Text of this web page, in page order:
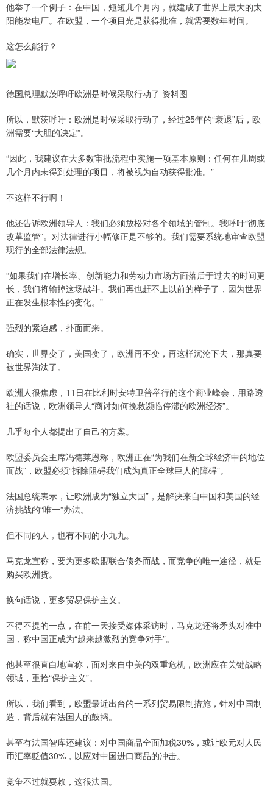
他举了一个例子：在中国，短短几个月内，就建成了世界上最大的太
阳能发电厂。在欧盟，一个项目光是获得批准，就需要数年时间。
这怎么能行？
德国总理默茨呼吁欧洲是时候采取行动了 资料图
所以，默茨呼吁：欧洲是时候采取行动了，经过25年的“衰退”后，欧
洲需要“大胆的决定”。
“因此，我建议在大多数审批流程中实施一项基本原则：任何在几周或
几个月内未得到处理的项目，将被视为自动获得批准。”
不这样不行啊！
他还告诉欧洲领导人：我们必须放松对各个领域的管制。我呼吁“彻底
改革监管”。对法律进行小幅修正是不够的。我们需要系统地审查欧盟
现行的全部法律法规。
“如果我们在增长率、创新能力和劳动力市场方面落后于过去的时间更
长，我们将输掉这场战斗。我们再也赶不上以前的样子了，因为世界
正在发生根本性的变化。”
强烈的紧迫感，扑面而来。
确实，世界变了，美国变了，欧洲再不变，再这样沉沦下去，那真要
被世界淘汰了。
欧洲人很焦虑，11日在比利时安特卫普举行的这个商业峰会，用路透
社的话说，欧洲领导人“商讨如何挽救濒临停滞的欧洲经济”。
几乎每个人都提出了自己的方案。
欧盟委员会主席冯德莱恩称，欧洲正在“为我们在新全球经济中的地位
而战”，欧盟必须“拆除阻碍我们成为真正全球巨人的障碍”。
法国总统表示，让欧洲成为“独立大国”，是解决来自中国和美国的经
济挑战的“唯一”办法。
但不同的人，也有不同的小九九。
马克龙宣称，要为更多欧盟联合债务而战，而竞争的唯一途径，就是
购买欧洲货。
换句话说，更多贸易保护主义。
不得不提的一点，在前一天接受媒体采访时，马克龙还将矛头对准中
国，称中国正成为“越来越激烈的竞争对手”。
他甚至很直白地宣称，面对来自中美的双重危机，欧洲应在关键战略
领域，重拾“保护主义”。
所以，我们看到，欧盟最近出台的一系列贸易限制措施，针对中国制
造，背后就有法国人的鼓捣。
甚至有法国智库还建议：对中国商品全面加税30%，或让欧元对人民
币汇率贬值30%，以应对中国进口商品的冲击。
竞争不过就耍赖，这很法国。